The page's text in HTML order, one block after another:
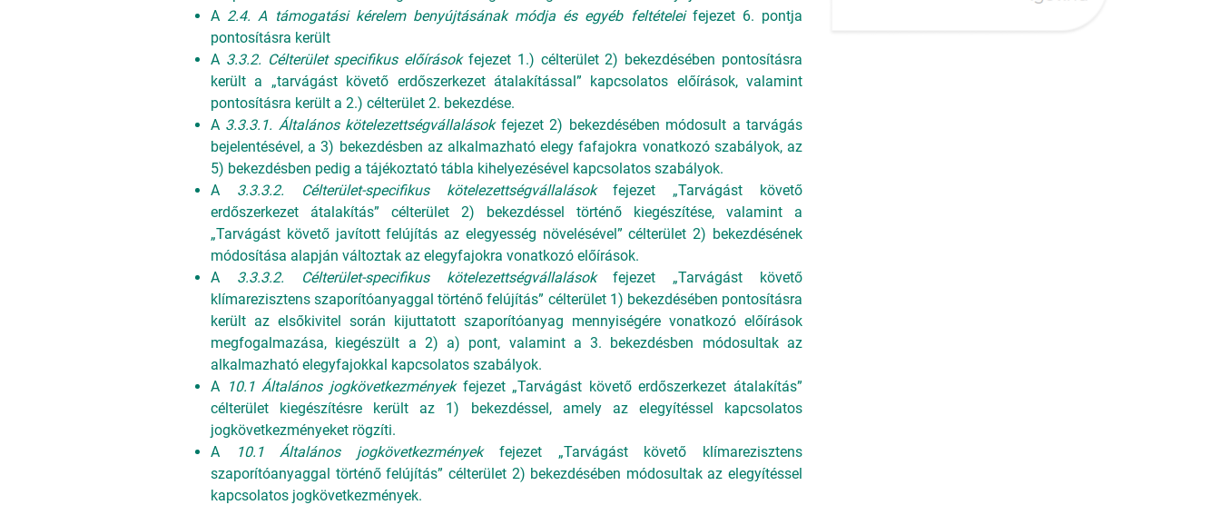
A 2.4. A támogatási kérelem benyújtásának módja és egyéb feltételeifejezet 6. pontja
pontosításra került
A 3.3.2. Célterület specifikus előírásokfejezet 1.) célterület 2) bekezdésében pontosításra
került a „tarvágást követő erdőszerkezet átalakítással” kapcsolatos előírások, valamint
pontosításra került a 2.) célterület 2. bekezdése.
A 3.3.3.1. Általános kötelezettségvállalásokfejezet 2) bekezdésében módosult a tarvágás
bejelentésével, a 3) bekezdésben az alkalmazható elegy fafajokra vonatkozó szabályok, az
5) bekezdésben pedig a tájékoztató tábla kihelyezésével kapcsolatos szabályok.
A 3.3.3.2. Célterület-specifikus kötelezettségvállalásokfejezet „Tarvágást követő
erdőszerkezet átalakítás” célterület 2) bekezdéssel történő kiegészítése, valamint a
„Tarvágást követő javított felújítás az elegyesség növelésével” célterület 2) bekezdésének
módosítása alapján változtak az elegyfajokra vonatkozó előírások.
A 3.3.3.2. Célterület-specifikus kötelezettségvállalásokfejezet „Tarvágást követő
klímarezisztens szaporítóanyaggal történő felújítás” célterület 1) bekezdésében pontosításra
került az elsőkivitel során kijuttatott szaporítóanyag mennyiségére vonatkozó előírások
megfogalmazása, kiegészült a 2) a) pont, valamint a 3. bekezdésben módosultak az
alkalmazható elegyfajokkal kapcsolatos szabályok.
A 10.1 Általános jogkövetkezményekfejezet „Tarvágást követő erdőszerkezet átalakítás”
célterület kiegészítésre került az 1) bekezdéssel, amely az elegyítéssel kapcsolatos
jogkövetkezményeket rögzíti.
A
10.1 Általános jogkövetkezményekfejezet „Tarvágást követő klímarezisztens
szaporítóanyaggal történő felújítás” célterület 2) bekezdésében módosultak az elegyítéssel
kapcsolatos jogkövetkezmények.